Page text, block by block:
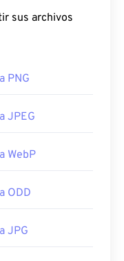
sus archivos
PNG
JPEG
WebP
ODD
JPG